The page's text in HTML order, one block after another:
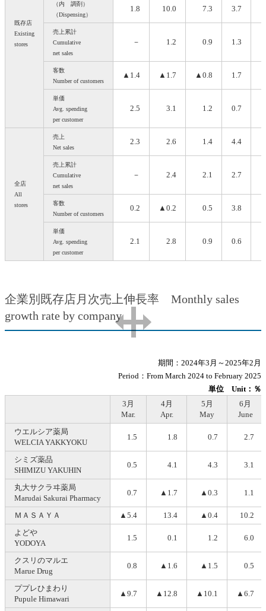
既存店
Existing
stores
（内 調剤）
（Dispensing）
1.8 10.0 7.3 3.7
売上累計
Cumulative
net sales
－ 1.2 0.9 1.3
客数
Number of customers
▲1.4 ▲1.7 ▲0.8 1.7
単価
Avg. spending
per customer
2.5 3.1 1.2 0.7
全店
All
stores
売上
Net sales
2.3 2.6 1.4 4.4
売上累計
Cumulative
net sales
－ 2.4 2.1 2.7
客数
Number of customers
0.2 ▲0.2 0.5 3.8
単価
Avg. spending
per customer
2.1 2.8 0.9 0.6
企業別既存店月次売上伸長率 Monthly sales
growth rate by company
期間：2024年3月～2025年2月
Period：From March 2024 to February 2025
単位 Unit：％
3月
Mar.
4月
Apr.
5月
May
6月
June
ウエルシア薬局
WELCIA YAKKYOKU
1.5 1.8 0.7 2.7
シミズ薬品
SHIMIZU YAKUHIN
0.5 4.1 4.3 3.1
丸大サクラヰ薬局
Marudai Sakurai Pharmacy
0.7 ▲1.7 ▲0.3 1.1
ＭＡＳＡＹＡ ▲5.4 13.4 ▲0.4
10.2
よどや
YODOYA
1.5 0.1 1.2 6.0
クスリのマルエ
Marue Drug
0.8 ▲1.6 ▲1.5 0.5
ププレひまわり
Pupule Himawari
▲9.7 ▲12.8 ▲10.1 ▲6.7